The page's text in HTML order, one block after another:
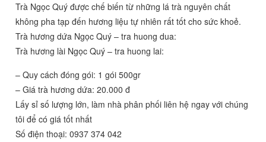
Trà Ngọc Quý được chế biến từ những lá trà nguyên chất
không pha tạp đến hương liệu tự nhiên rất tốt cho sức khoẻ.
Trà hương dứa Ngọc Quý – tra huong dua:
Trà hương lài Ngọc Quý – tra huong lai:
– Quy cách đóng gói: 1 gói 500gr
– Giá trà hương dứa: 20.000 đ
Lấy sỉ số lượng lớn, làm nhà phân phối liên hệ ngay với chúng
tôi để có giá tốt nhất
Số điện thoại: 0937 374 042